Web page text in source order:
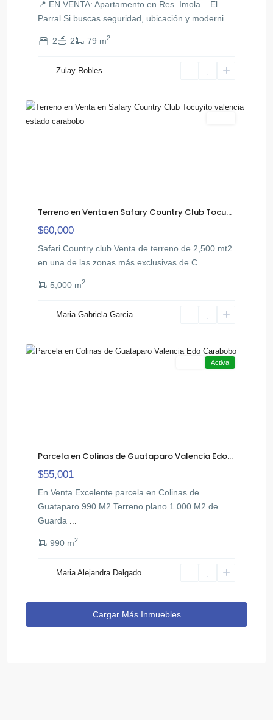
📍 EN VENTA: Apartamento en Res. Imola – El
Parral Si buscas seguridad, ubicación y moderni
2 2 79 m2
Zulay Robles
Safari,
Terreno en Venta en Safary Country Club Tocu...
$60,000
Safari Country club ​Venta de terreno de 2,500 mt2
en una de las zonas más exclusivas de C
5,000 m2
Maria Gabriela Garcia
Activa
Parcela en Colinas de Guataparo Valencia Edo...
$55,001
En Venta Excelente parcela en Colinas de
Guataparo 990 M2 Terreno plano 1.000 M2 de
Guarda
990 m2
Maria Alejandra Delgado
Cargar Más Inmuebles